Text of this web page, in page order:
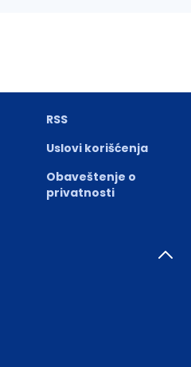
RSS
Uslovi korišćenja
Obaveštenje o
privatnosti